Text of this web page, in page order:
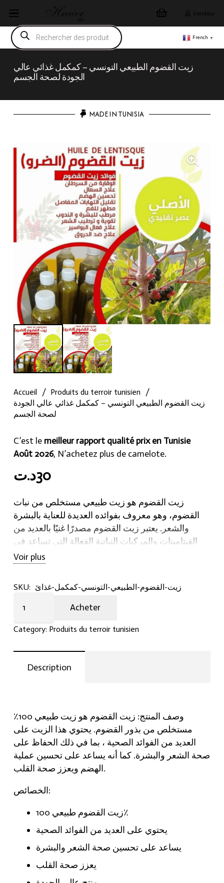
Vendeur
Recherche
de
produits
French ▼
زيت القضوم الطبيعي التونسي – كمكمل غذائي عالي
الجودة لصحة الجسم
MADE IN TUNISIA
Accueil / Produits du terroir tunisien /
زيت القضوم الطبيعي التونسي – كمكمل غذائي عالي الجودة
لصحة الجسم
C’est le meilleur rapport qualité prix en Tunisie
Août 2026, N’achetez plus de camelote.
30د.ت
زيت القضوم هو زيت طبيعي مستخلص من نبات
القضوم، وهو معروف بفوائده العديدة للعناية بالبشرة
والشعر. يعتبر زيت القضوم مصدرًا غنيًا بالعديد من
الفيتامينات والمركبات النباتية الفعالة التي تساعد في
للعناية بالبشرة الجافة والمتهيجة، كما أنه يعمل على
تنعيم الشعر وإضفاء لمعان صحي عليه. كما يتمتع زيت
مما يساعد في الحفاظ على صحة البشرة والشعر
الخارجية الضارة.
Voir plus
SKU: زيت-القضوم-الطبيعي-التونسي-كمكمل-غذائ
القضوم
الطبيعي
التونسي
-
كمكمل
لصحة
الجسم
quantity
Acheter
Category: Produits du terroir tunisien
Description
وصف المنتج: زيت القضوم هو زيت طبيعي 100٪
مستخلص من بذور القضوم. يحتوي هذا الزيت على
العديد من الفوائد الصحية ، بما في ذلك الحفاظ على
صحة الشعر والبشرة. كما أنه يساعد على تحسين عملية
الهضم ويعزز صحة القلب.
الخصائص:
زيت القضوم طبيعي 100٪
يحتوي على العديد من الفوائد الصحية
يساعد على تحسين صحة الشعر والبشرة
يعزز صحة القلب